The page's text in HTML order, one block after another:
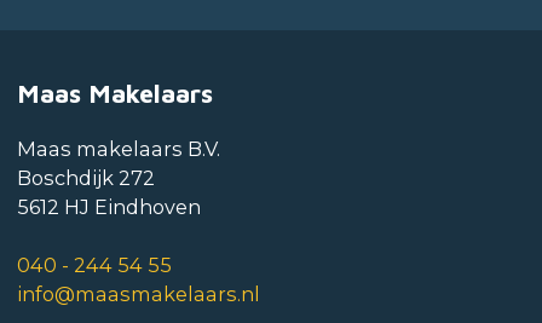
Maas Makelaars
Maas makelaars B.V.
Boschdijk 272
5612 HJ Eindhoven
040 - 244 54 55
info@maasmakelaars.nl